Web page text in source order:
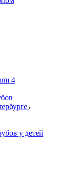
4
у детей